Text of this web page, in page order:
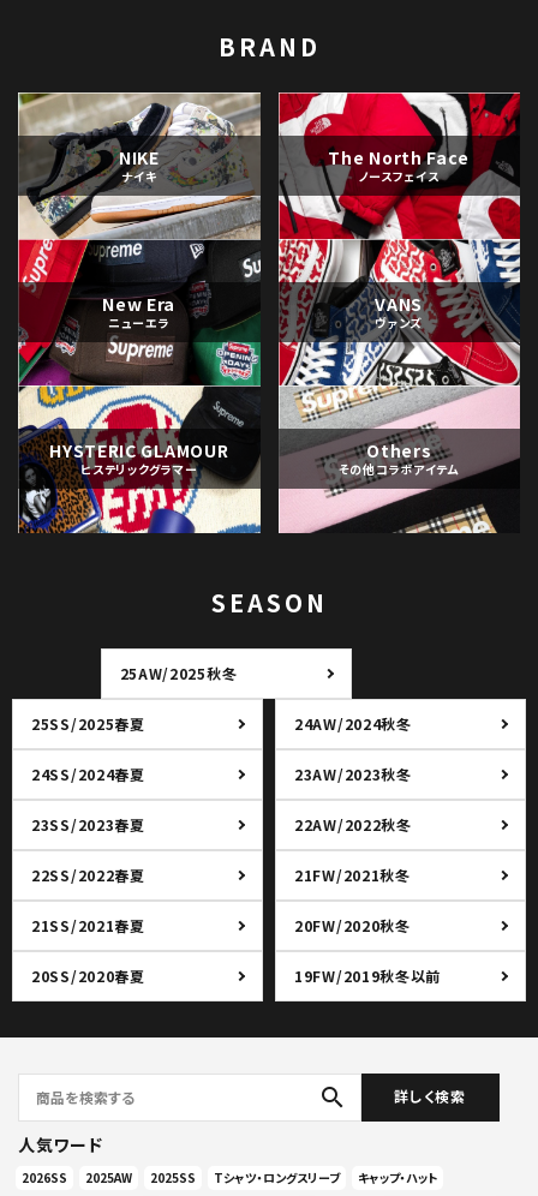
BRAND
NIKE
ナイキ
The North Face
ノースフェイス
New Era
ニューエラ
VANS
ヴァンズ
HYSTERIC GLAMOUR
ヒステリックグラマー
Others
その他コラボアイテム
SEASON
25AW/2025秋冬
25SS/2025春夏 24AW/2024秋冬
24SS/2024春夏 23AW/2023秋冬
23SS/2023春夏 22AW/2022秋冬
22SS/2022春夏 21FW/2021秋冬
21SS/2021春夏 20FW/2020秋冬
20SS/2020春夏 19FW/2019秋冬以前
search 詳しく検索
人気ワード
2026SS 2025AW 2025SS Tシャツ・ロングスリーブ
キャップ・ハット